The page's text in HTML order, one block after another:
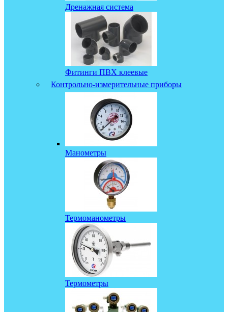
Дренажная система
Фитинги ПВХ клеевые
Контрольно-измерительные приборы
Манометры
Термоманометры
Термометры